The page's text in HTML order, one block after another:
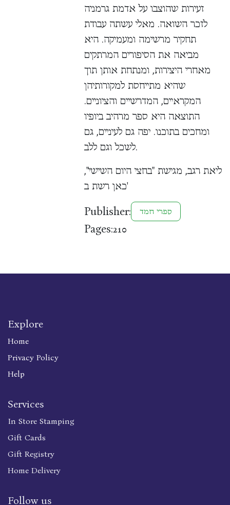
זעירות שהוצבו על אדמת גרמניה
לזכר השואה. מאלי עשתה עבודת
תחקיר מרשימה ומעמיקה. היא
מביאה את הסיפורים המרתקים
מאחרי היצירות, ומנתחת אותן תוך
שהיא מתייחסת למקורותיהן
המקראיים, המדרשיים והציוניים.
התוצאה היא ספר מרהיב ביופיו
ומחכים בתוכנו. יפה גם לעיניים, גם
לשכל וגם ללב.
ליאת רגב, מגישת "בחצי היום השישי",
כאן רשת ב'
Publisher: ספרי חמד
Pages:210
Explore
Home
Privacy Policy
Help
Services
In Store Stamping
Gift Cards
Gift Registry
Home Delivery
Follow us